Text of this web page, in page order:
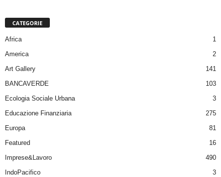
CATEGORIE
Africa
1
America
2
Art Gallery
141
BANCAVERDE
103
Ecologia Sociale Urbana
3
Educazione Finanziaria
275
Europa
81
Featured
16
Imprese&Lavoro
490
IndoPacifico
3